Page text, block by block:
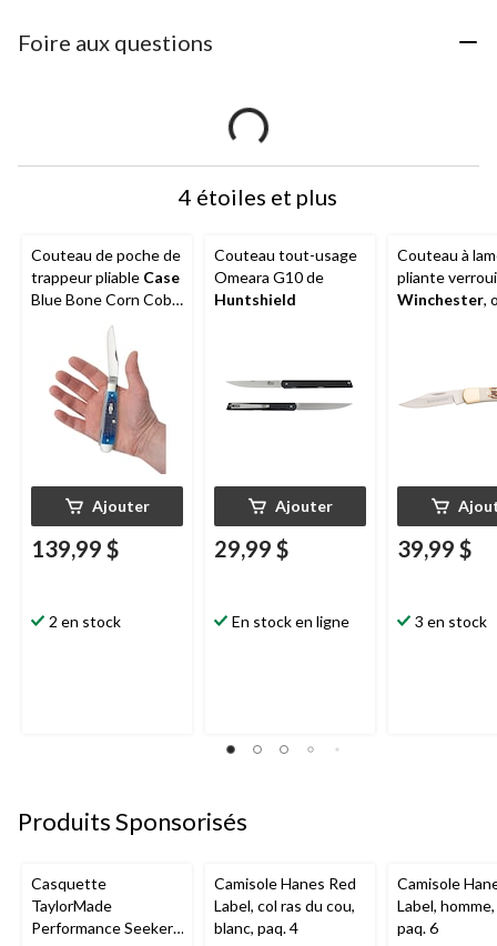
Foire aux questions
4 étoiles et plus
Couteau de poche de
trappeur pliable Case
Blue Bone Corn Cob
Jig avec lames clip-
pointe et Spey
Ajouter
139,99 $
2 en stock
Couteau tout-usage
Omeara G10 de
Huntshield
Ajouter
29,99 $
En stock en ligne
Couteau à
pliante
Winchester,
39,99 $
3 en stock
Produits Sponsorisés
Casquette
TaylorMade
Performance Seeker,
Camisole Hanes Red
Label, col ras du cou,
blanc, paq. 4
Camisole
Label,
paq. 6